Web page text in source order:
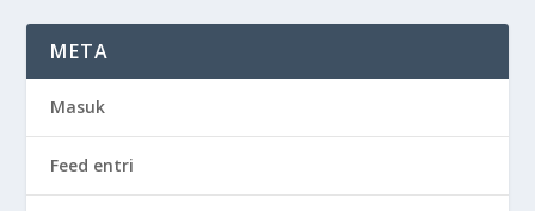
META
Masuk
Feed entri